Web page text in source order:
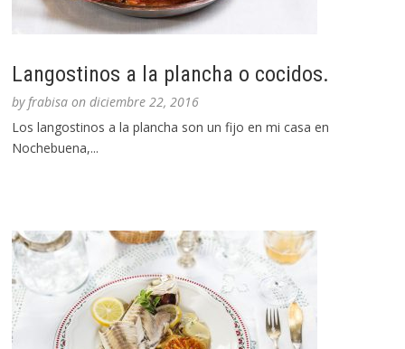
Langostinos a la plancha o cocidos.
byfrabisa ondiciembre 22, 2016
Los langostinos a la plancha son un fijo en mi casa en
Nochebuena,...